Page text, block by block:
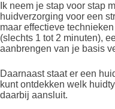
Ik neem je stap voor stap
huidverzorging voor een
maar effectieve
(slechts 1 tot 2 minuten),
aanbrengen van je basis
Daarnaast staat er een
kunt ontdekken welk
daarbij aansluit.